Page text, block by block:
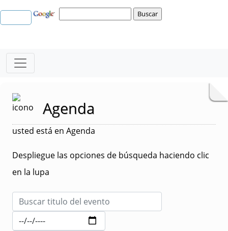
Agenda
usted está en Agenda
Despliegue las opciones de búsqueda haciendo clic
en la lupa